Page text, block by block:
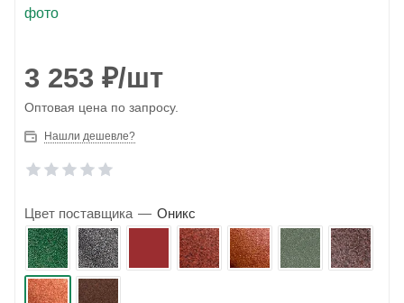
3 253 ₽/шт
Оптовая цена по запросу.
Нашли дешевле?
Цвет поставщика — Оникс